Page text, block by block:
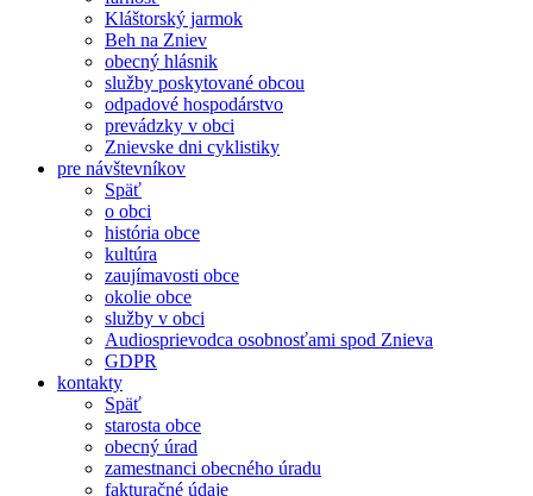
Kláštorský jarmok
Beh na Zniev
obecný hlásnik
služby poskytované obcou
odpadové hospodárstvo
prevádzky v obci
Znievske dni cyklistiky
pre návštevníkov
Späť
o obci
história obce
kultúra
zaujímavosti obce
okolie obce
služby v obci
Audiosprievodca osobnosťami spod Znieva
GDPR
kontakty
Späť
starosta obce
obecný úrad
zamestnanci obecného úradu
fakturačné údaje